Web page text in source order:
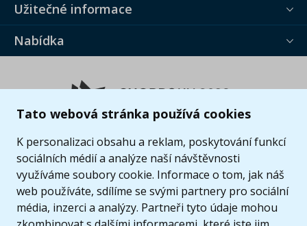
Tato webová stránka používá cookies
K personalizaci obsahu a reklam, poskytování funkcí
sociálních médií a analýze naší návštěvnosti
využíváme soubory cookie. Informace o tom, jak náš
web používáte, sdílíme se svými partnery pro sociální
média, inzerci a analýzy. Partneři tyto údaje mohou
Užitečné informace
Nabídka